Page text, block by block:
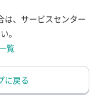
は、サービスセンター
。
覧
に戻る